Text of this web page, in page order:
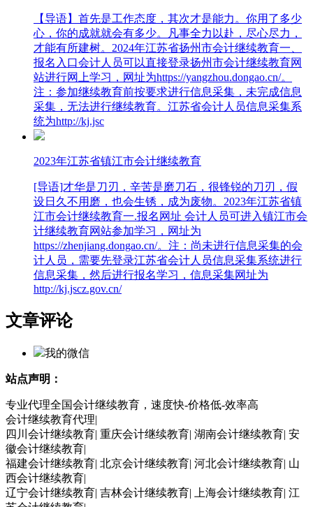
【导语】首先是工作态度，其次才是能力。你用了多少
心，你的成就就会有多少。凡事全力以赴，尽心尽力，
才能有所建树。2024年江苏省扬州市会计继续教育一、
报名入口会计人员可以直接登录扬州市会计继续教育网
站进行网上学习，网址为https://yangzhou.dongao.cn/。
注：参加继续教育前按要求进行信息采集，未完成信息
采集，无法进行继续教育。江苏省会计人员信息采集系
统为http://kj.jsc
2023年江苏省镇江市会计继续教育
[导语]才华是刀刃，辛苦是磨刀石，很锋锐的刀刃，假
设日久不用磨，也会生锈，成为废物。2023年江苏省镇
江市会计继续教育一.报名网址 会计人员可进入镇江市会
计继续教育网站参加学习，网址为
https://zhenjiang.dongao.cn/。注：尚未进行信息采集的会
计人员，需要先登录江苏省会计人员信息采集系统进行
信息采集，然后进行报名学习，信息采集网址为
http://kj.jscz.gov.cn/
文章评论
我的微信
站点声明：
专业代理全国会计继续教育，速度快-价格低-效率高
会计继续教育代理|
四川会计继续教育| 重庆会计继续教育| 湖南会计继续教育| 安
徽会计继续教育|
福建会计继续教育| 北京会计继续教育| 河北会计继续教育| 山
西会计继续教育|
辽宁会计继续教育| 吉林会计继续教育| 上海会计继续教育| 江